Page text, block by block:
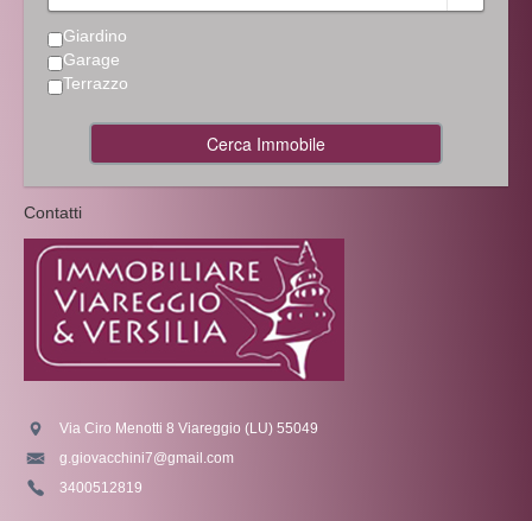
Giardino
Garage
Terrazzo
Cerca Immobile
Contatti
Via Ciro Menotti 8 Viareggio (LU) 55049
g.giovacchini7@gmail.com
3400512819